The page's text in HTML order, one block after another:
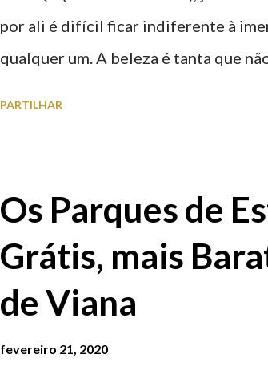
por ali é difícil ficar indiferente à
qualquer um. A beleza é tanta que
PARTILHAR
Os Parques de
Grátis, mais
de Viana
fevereiro 21, 2020